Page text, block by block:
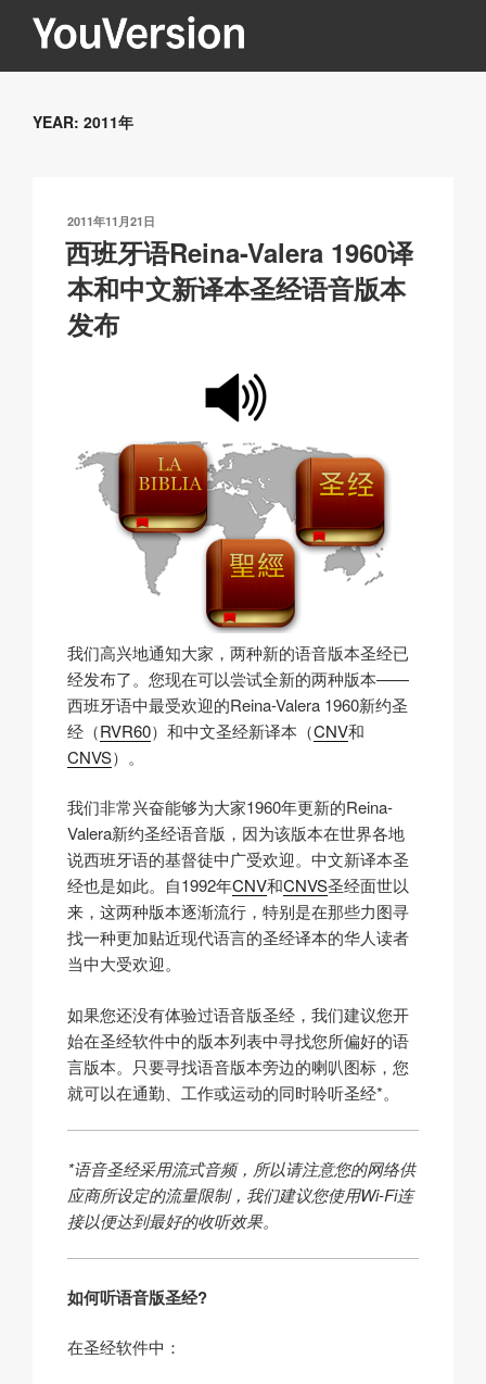
YOUVERSION
Seeking God every day.
YEAR: 2011年
发
布
于
2011年11月21日
西班牙语Reina-Valera 1960译
本和中文新译本圣经语音版本
发布
我们高兴地通知大家，两种新的语音版本圣经已
经发布了。您现在可以尝试全新的两种版本——
西班牙语中最受欢迎的Reina-Valera 1960新约圣
经（RVR60）和中文圣经新译本（CNV和
CNVS）。
我们非常兴奋能够为大家1960年更新的Reina-
Valera新约圣经语音版，因为该版本在世界各地
说西班牙语的基督徒中广受欢迎。中文新译本圣
经也是如此。自1992年CNV和CNVS圣经面世以
来，这两种版本逐渐流行，特别是在那些力图寻
找一种更加贴近现代语言的圣经译本的华人读者
当中大受欢迎。
如果您还没有体验过语音版圣经，我们建议您开
始在圣经软件中的版本列表中寻找您所偏好的语
言版本。只要寻找语音版本旁边的喇叭图标，您
就可以在通勤、工作或运动的同时聆听圣经*。
*语音圣经采用流式音频，所以请注意您的网络供
应商所设定的流量限制，我们建议您使用Wi-Fi连
接以便达到最好的收听效果。
如何听语音版圣经?
在圣经软件中：